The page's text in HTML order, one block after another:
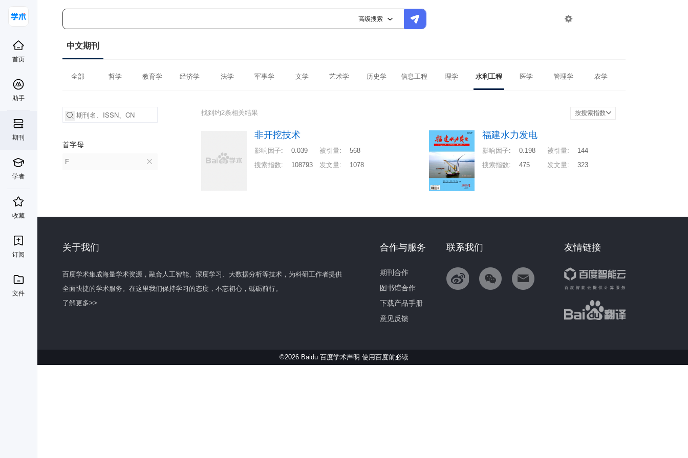
高级搜索 
首页
助手
期刊
学者
收藏
订阅
文件
中文期刊
全部 哲学 教育学 经济学 法学 军事学 文学 艺术学 历史学 信息工程 理学 水利工程 医学 管理学 农学
首字母
F
找到约2条相关结果 按搜索指数
非开挖技术
影响因子: 0.039 被引量:
568
搜索指数: 108793 发文量: 1078
福建水力发电
影响因子: 0.198 被引量:
144
搜索指数: 475 发文量: 323
关于我们
百度学术集成海量学术资源，融合人工智能、深度学习、大数据分析等技术，为科研工作者提供
全面快捷的学术服务。在这里我们保持学习的态度，不忘初心，砥砺前行。
了解更多>>
友情链接
联系我们
合作与服务
期刊合作
图书馆合作
下载产品手册
意见反馈
©2026 Baidu 百度学术声明 使用百度前必读